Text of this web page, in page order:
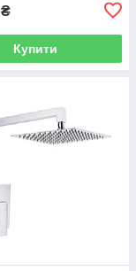
₴
Купити